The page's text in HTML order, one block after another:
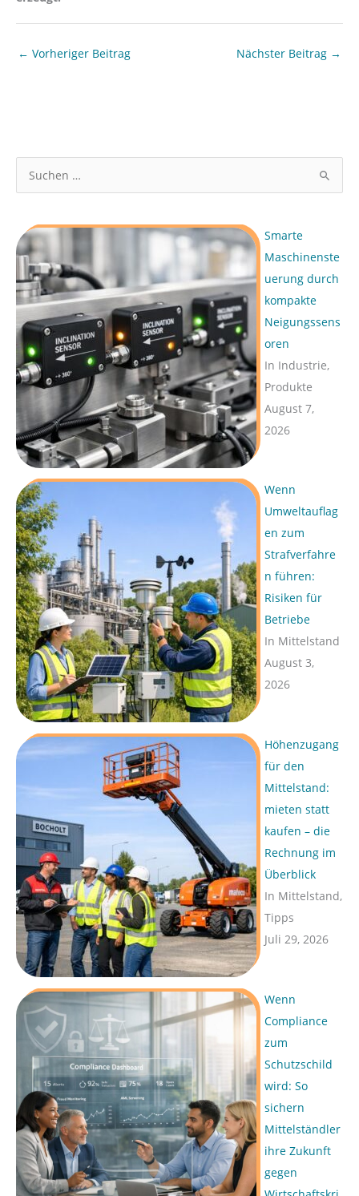
h
n
n
a
h
:
Smarte
Maschinenste
uerung durch
kompakte
Neigungssens
oren
In Industrie,
Produkte
August 7,
2026
Wenn
Umweltauflag
en zum
Strafverfahre
n führen:
Risiken für
Betriebe
In Mittelstand
August 3,
2026
Höhenzugang
für den
Mittelstand:
mieten statt
kaufen – die
Rechnung im
Überblick
In Mittelstand,
Tipps
Juli 29, 2026
Wenn
Compliance
zum
Schutzschild
wird: So
sichern
Mittelständler
ihre Zukunft
gegen
← Vorheriger Beitrag Nächster Beitrag →